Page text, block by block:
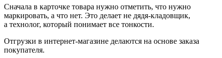
Сначала в карточке товара нужно отметить, что нужно
маркировать, а что нет. Это делает не дядя-кладовщик,
а технолог, который понимает все тонкости.
Отгрузки в интернет-магазине делаются на основе заказа
покупателя.